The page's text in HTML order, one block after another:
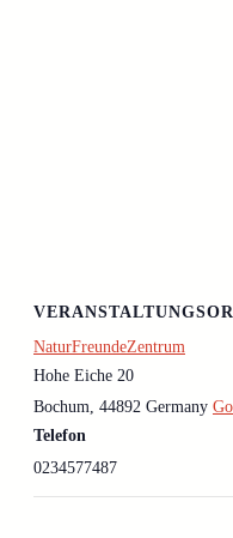
NaturFreundeZentrum
Hohe Eiche 20
Bochum, 44892 Germany
Telefon
0234577487